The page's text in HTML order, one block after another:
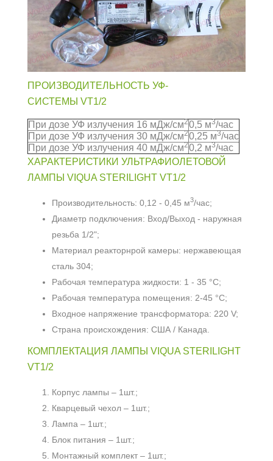
ПРОИЗВОДИТЕЛЬНОСТЬ УФ-
СИСТЕМЫ VT1/2
При дозе УФ излучения 16 мДж/см20,5 м3/час
При дозе УФ излучения 30 мДж/см20,25 м3/час
При дозе УФ излучения 40 мДж/см20,2 м3/час
ХАРАКТЕРИСТИКИ УЛЬТРАФИОЛЕТОВОЙ
ЛАМПЫ VIQUA STERILIGHT VT1/2
Производительность: 0,12 - 0,45 м3/час;
Диаметр подключения: Вход/Выход - наружная
резьба 1/2";
Материал реакторнрой камеры: нержавеющая
сталь 304;
Рабочая температура жидкости: 1 - 35 °С;
Рабочая температура помещения: 2-45 °С;
Входное напряжение трансформатора: 220 V;
Страна происхождения: США / Канада.
КОМПЛЕКТАЦИЯ ЛАМПЫ VIQUA STERILIGHT
VT1/2
Корпус лампы – 1шт.;
Кварцевый чехол – 1шт.;
Лампа – 1шт.;
Блок питания – 1шт.;
Монтажный комплект – 1шт.;